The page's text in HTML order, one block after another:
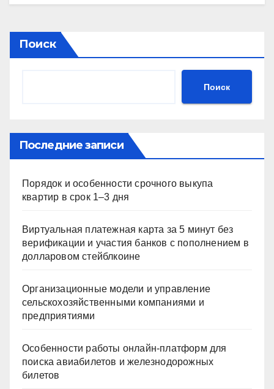
Поиск
Поиск
Последние записи
Порядок и особенности срочного выкупа
квартир в срок 1–3 дня
Виртуальная платежная карта за 5 минут без
верификации и участия банков с пополнением в
долларовом стейблкоине
Организационные модели и управление
сельскохозяйственными компаниями и
предприятиями
Особенности работы онлайн-платформ для
поиска авиабилетов и железнодорожных
билетов